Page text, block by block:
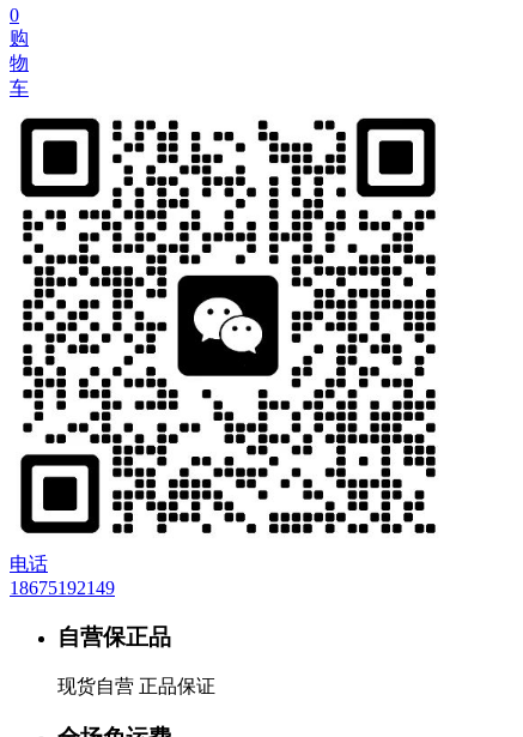
0
购
物
车
电话
18675192149
自营保正品
现货自营 正品保证